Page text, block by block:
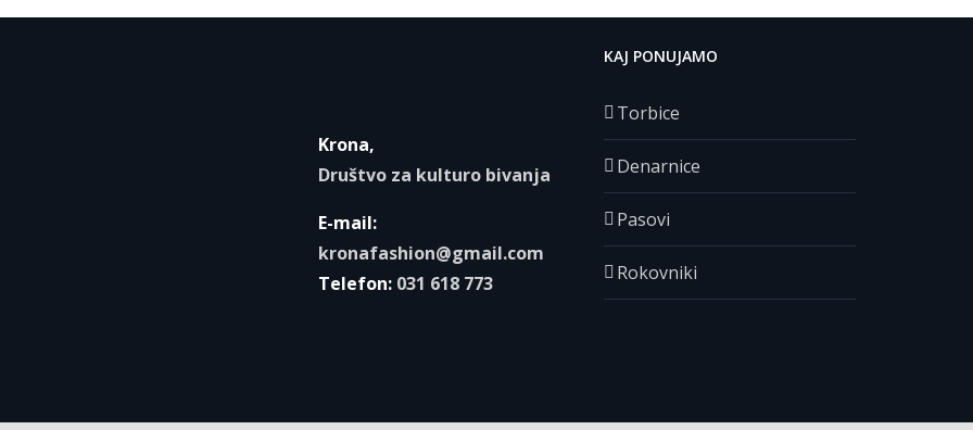
Krona,
Društvo za kulturo bivanja
E-mail:
kronafashion@gmail.com
Telefon: 031 618 773
KAJ PONUJAMO
Torbice
Denarnice
Pasovi
Rokovniki